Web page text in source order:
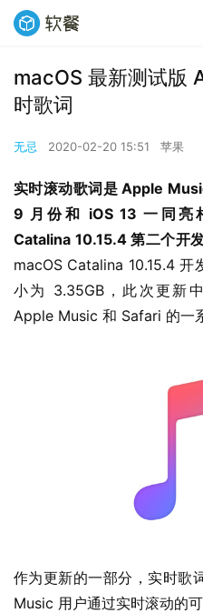
macOS 最新测试版
时歌词
无忌 2020-02-20 15:51 苹果
实时滚动歌词是 Apple
9 月份和 iOS 13 一同亮
Catalina 10.15.4 第二个开
macOS Catalina 10.15.4 开
小为 3.35GB，此次更新
Apple Music 和 Safari 的一
作为更新的一部分，实时
Music 用户通过实时滚动的